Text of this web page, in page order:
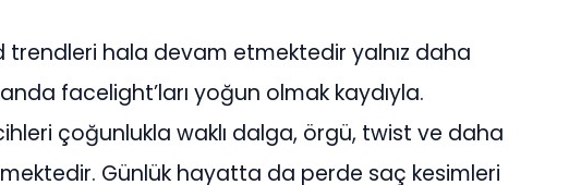
trendleri hala devam etmektedir yalnız daha
facelight’ları yoğun olmak kaydıyla.
çoğunlukla waklı dalga, örgü, twist ve daha
Günlük hayatta da perde saç kesimleri